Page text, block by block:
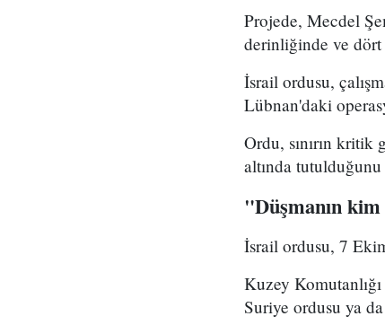
Projede, Mecdel
derinliğinde ve
İsrail ordusu,
Lübnan'daki
Ordu, sınırın
altında
"Düşmanın
İsrail ordusu, 7
Kuzey
Suriye ordusu ya